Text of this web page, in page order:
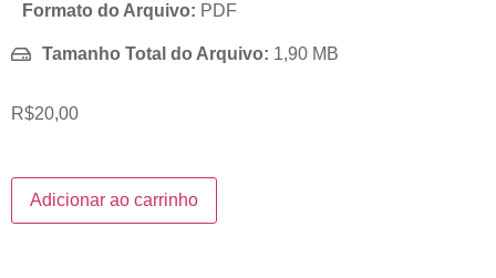
Formato do Arquivo: PDF
Tamanho Total do Arquivo: 1,90 MB
R$20,00
Adicionar ao carrinho